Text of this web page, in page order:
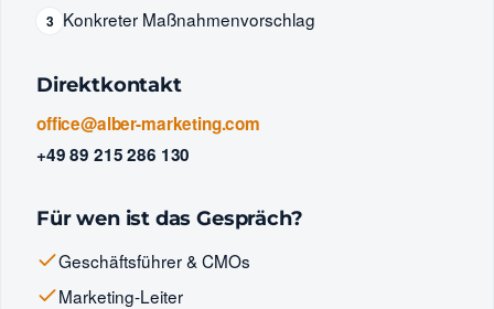
3 Konkreter Maßnahmenvorschlag
Direktkontakt
office@alber-marketing.com
+49 89 215 286 130
Für wen ist das Gespräch?
Geschäftsführer & CMOs
Marketing-Leiter